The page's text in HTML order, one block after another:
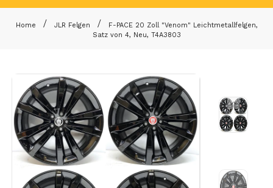
Home JLR Felgen
F-PACE 20 Zoll "Venom" Leichtmetallfelgen,
Satz von 4, Neu, T4A3803